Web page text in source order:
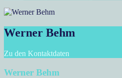
Werner Behm
Zu den Kontaktdaten
Werner Behm